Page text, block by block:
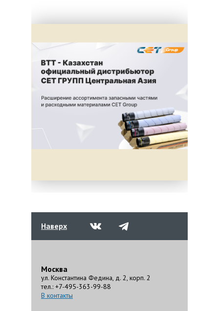
Наверх
Москва
ул. Константина Федина, д. 2, корп. 2
тел.: +7-495-363-99-88
В контакты